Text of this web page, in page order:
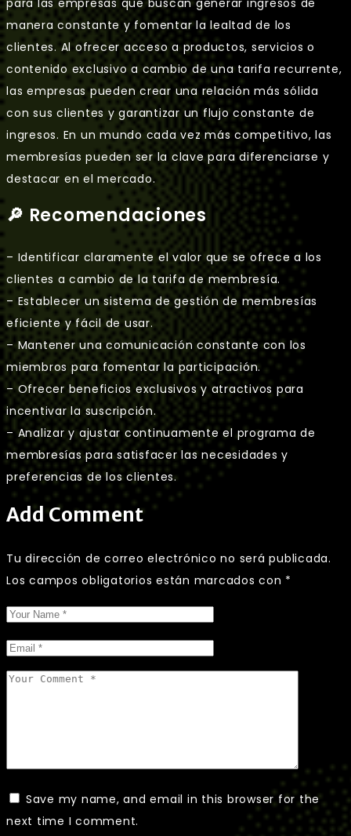
manera constante y fomentar la lealtad de los
clientes. Al ofrecer acceso a productos, servicios o
contenido exclusivo a cambio de una tarifa recurrente,
las empresas pueden crear una relación más sólida
con sus clientes y garantizar un flujo constante de
ingresos. En un mundo cada vez más competitivo, las
membresías pueden ser la clave para diferenciarse y
destacar en el mercado.
🔎 Recomendaciones
– Identificar claramente el valor que se ofrece a los
clientes a cambio de la tarifa de membresía.
– Establecer un sistema de gestión de membresías
eficiente y fácil de usar.
– Mantener una comunicación constante con los
miembros para fomentar la participación.
– Ofrecer beneficios exclusivos y atractivos para
incentivar la suscripción.
– Analizar y ajustar continuamente el programa de
membresías para satisfacer las necesidades y
preferencias de los clientes.
Add Comment
Tu dirección de correo electrónico no será publicada.
Los campos obligatorios están marcados con *
Save my name, and email in this browser for the
next time I comment.